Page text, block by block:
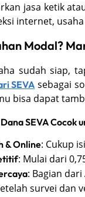
jasa ketik
internet,
Modal?
sudah siap,
SEVA sebagai
bisa dapat
SEVA Cocok
& Online: Cukup
: Mulai dari
: Bagian
survei dan